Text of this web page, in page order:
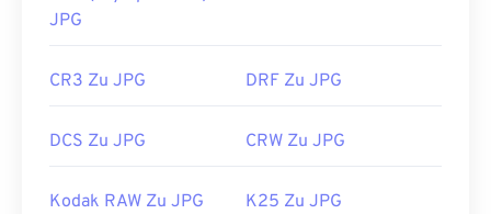
JPG
CR3 Zu JPG DRF Zu JPG
DCS Zu JPG CRW Zu JPG
Kodak RAW Zu JPG K25 Zu JPG